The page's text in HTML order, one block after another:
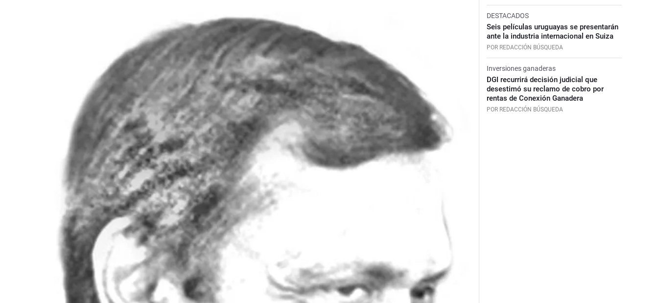
DESTACADOS
Seis películas uruguayas se presentarán
ante la industria internacional en Suiza
POR REDACCIÓN BÚSQUEDA
Inversiones ganaderas
DGI recurrirá decisión judicial que
desestimó su reclamo de cobro por
rentas de Conexión Ganadera
POR REDACCIÓN BÚSQUEDA